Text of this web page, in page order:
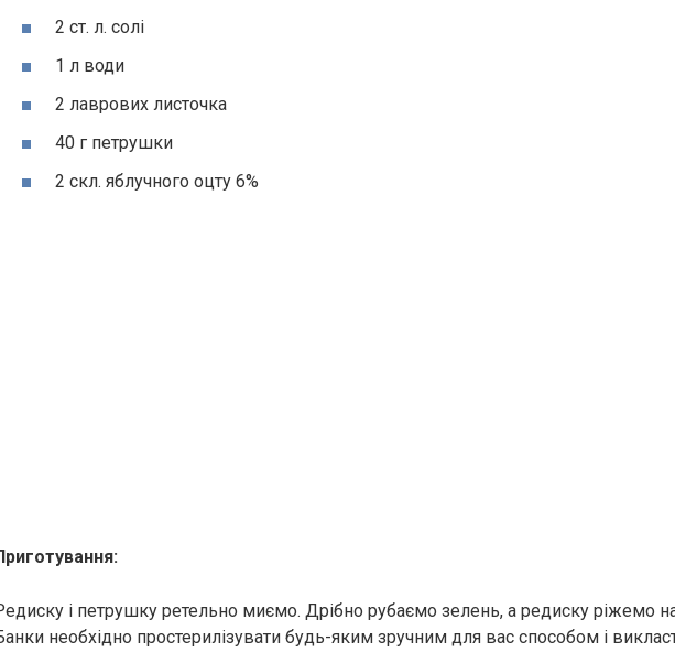
2 ст. л. солі
1 л води
2 лаврових листочка
40 г петрушки
2 скл. яблучного оцту 6%
і петрушку ретельно миємо. Дрібно рубаємо зелень, а редиску ріжемо
необхідно простерилізувати будь-яким зручним для вас способом і